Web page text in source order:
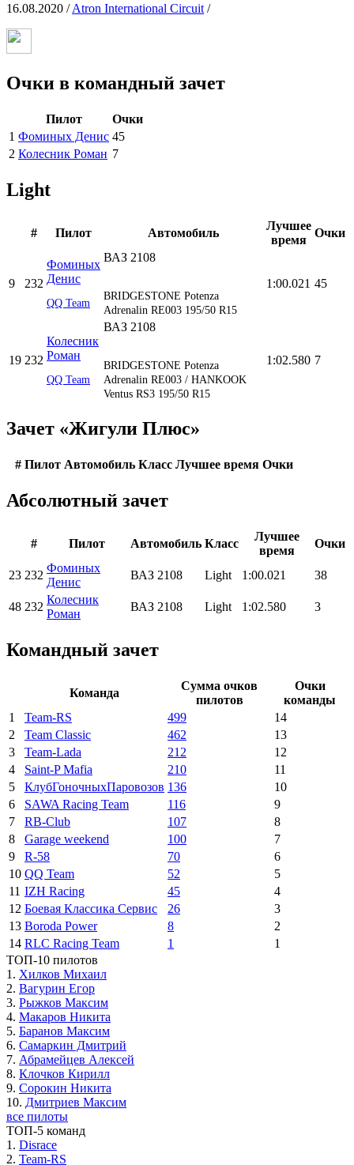
16.08.2020 /Atron International Circuit /
Очки в командный зачет
Пилот
Очки
1 Фоминых Денис 45
2 Колесник Роман 7
Light
# Пилот Автомобиль
Лучшее
время
Очки
9 232
Фоминых
Денис
QQ Team
ВАЗ 2108
BRIDGESTONE Potenza
Adrenalin RE003 195/50 R15
1:00.021 45
19 232
Колесник
Роман
QQ Team
ВАЗ 2108
BRIDGESTONE Potenza
Adrenalin RE003 / HANKOOK
Ventus RS3 195/50 R15
1:02.580 7
Зачет «Жигули Плюс»
# Пилот Автомобиль Класс Лучшее время Очки
Абсолютный зачет
# Пилот Автомобиль Класс
Лучшее
время
Очки
23 232
Фоминых
Денис
ВАЗ 2108 Light 1:00.021 38
48 232
Колесник
Роман
ВАЗ 2108 Light 1:02.580 3
Командный зачет
Команда
Сумма очков
пилотов
Очки
команды
1
Team-RS 499
14
2
Team Classic 462
13
3
Team-Lada 212
12
4
Saint-P Mafia 210
11
5
КлубГоночныхПаровозов 136
10
6
SAWA Racing Team 116
9
7
RB-Club 107
8
8
Garage weekend 100
7
9
R-58 70
6
10 QQ Team 52
5
11 IZH Racing 45
4
12 Боевая Классика Сервис 26
3
13 Boroda Power 8
2
14 RLC Racing Team 1
1
ТОП-10 пилотов
1. Хилков Михаил
2. Вагурин Егор
3. Рыжков Максим
4. Макаров Никита
5. Баранов Максим
6. Самаркин Дмитрий
7. Абрамейцев Алексей
8. Клочков Кирилл
9. Сорокин Никита
10. Дмитриев Максим
все пилоты
ТОП-5 команд
1. Disrace
2. Team-RS